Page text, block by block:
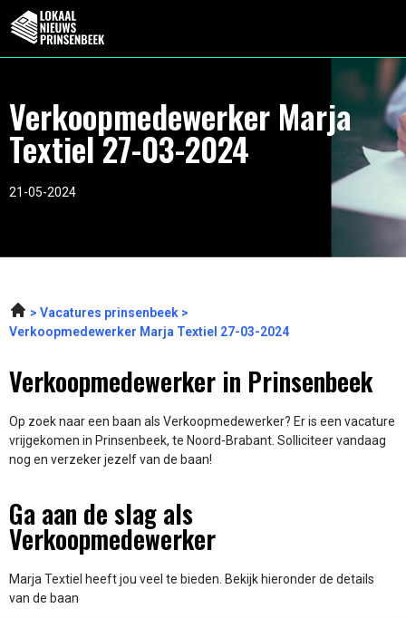
Verkoopmedewerker Marja
Textiel 27-03-2024
21-05-2024
Vacatures prinsenbeek
Verkoopmedewerker Marja Textiel 27-03-2024
Verkoopmedewerker in Prinsenbeek
Op zoek naar een baan als Verkoopmedewerker? Er is een vacature
vrijgekomen in Prinsenbeek, te Noord-Brabant. Solliciteer vandaag
nog en verzeker jezelf van de baan!
Ga aan de slag als
Verkoopmedewerker
Marja Textiel heeft jou veel te bieden. Bekijk hieronder de details
van de baan